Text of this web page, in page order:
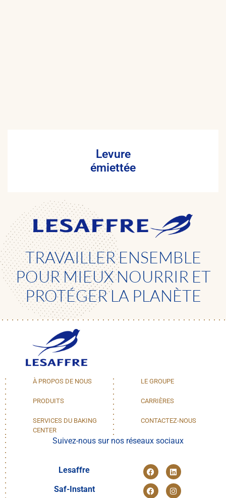
Levure
émiettée
TRAVAILLER ENSEMBLE
POUR MIEUX NOURRIR ET
PROTÉGER LA PLANÈTE
À PROPOS DE NOUS
PRODUITS
SERVICES DU BAKING
CENTER
LE GROUPE
CARRIÈRES
CONTACTEZ-NOUS
Suivez-nous sur nos réseaux sociaux
Lesaffre
Saf-Instant